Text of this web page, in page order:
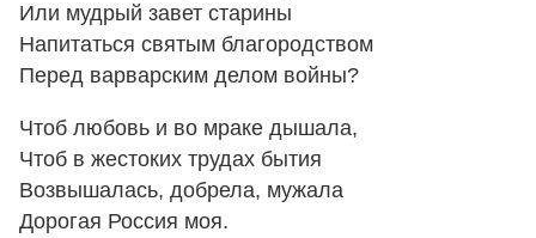
Или мудрый завет старины
Напитаться святым благородством
Перед варварским делом войны?
Чтоб любовь и во мраке дышала,
Чтоб в жестоких трудах бытия
Возвышалась, добрела, мужала
Дорогая Россия моя.